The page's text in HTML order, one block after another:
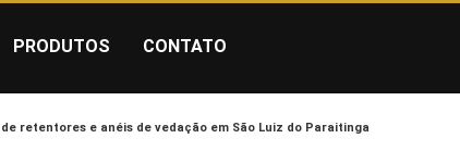
PRODUTOS CONTATO
retentores e anéis de vedação em São Luiz do Paraitinga